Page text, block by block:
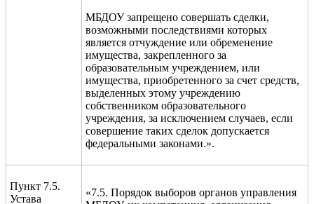
МБДОУ запрещено совершать сделки,
возможными последствиями которых
является отчуждение или обременение
имущества, закрепленного за
образовательным учреждением, или
имущества, приобретенного за счет средств,
выделенных этому учреждению
собственником образовательного
учреждения, за исключением случаев, если
совершение таких сделок допускается
федеральными законами.».
Пункт 7.5.
Устава
«7.5. Порядок выборов органов управления